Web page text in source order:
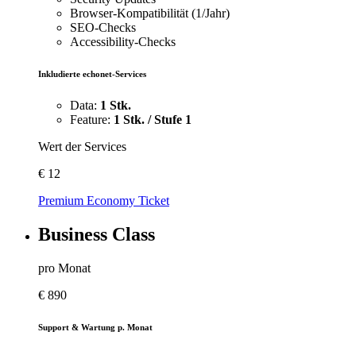
Browser-Kompatibilität (1/Jahr)
SEO-Checks
Accessibility-Checks
Inkludierte echonet-Services
Data: 1 Stk.
Feature: 1 Stk. / Stufe 1
Wert der Services
€ 12
Premium Economy Ticket
Business Class
pro Monat
€ 890
Support & Wartung p. Monat